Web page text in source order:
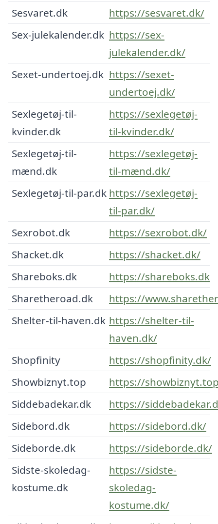
Sesvaret.dk
https://sesvaret.dk/
Sex-julekalender.dk https://sex-
julekalender.dk/
Sexet-undertoej.dk https://sexet-
undertoej.dk/
Sexlegetøj-til-
kvinder.dk
https://sexlegetøj-
til-kvinder.dk/
Sexlegetøj-til-
mænd.dk
https://sexlegetøj-
til-mænd.dk/
Sexlegetøj-til-par.dk https://sexlegetøj-
til-par.dk/
Sexrobot.dk
https://sexrobot.dk/
Shacket.dk
https://shacket.dk/
Shareboks.dk
https://shareboks.dk
Sharetheroad.dk
https://
Shelter-til-haven.dk https://shelter-til-
haven.dk/
Shopfinity
https://shopfinity.dk/
Showbiznyt.top
https://
Siddebadekar.dk
https://
Sidebord.dk
https://sidebord.dk/
Sideborde.dk
https://sideborde.dk/
Sidste-skoledag-
kostume.dk
https://sidste-
skoledag-
kostume.dk/